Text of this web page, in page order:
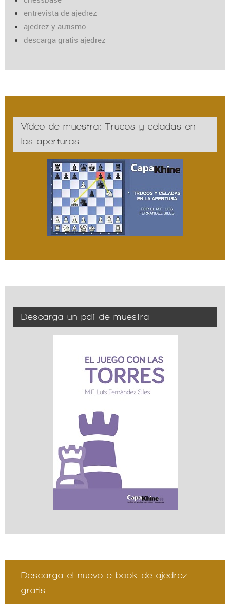
entrevista de ajedrez
ajedrez y autismo
descarga gratis ajedrez
Vídeo de muestra: Trucos y celadas en
las aperturas
Descarga un pdf de muestra
Descarga el nuevo e-book de ajedrez
gratis